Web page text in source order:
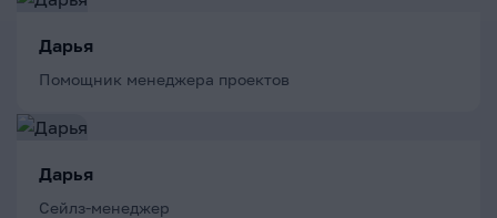
Дарья
Помощник менеджера проектов
Дарья
Сейлз-менеджер